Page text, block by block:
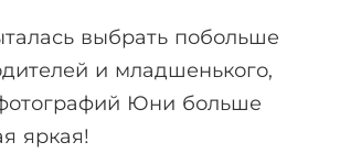
выбрать побольше
и младшенького,
Юни больше
яркая!